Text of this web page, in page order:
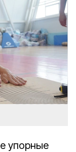
упорные